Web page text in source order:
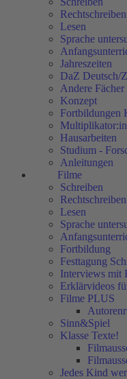
Rechtschreiben
Lesen
Sprache
Jahreszeiten
DaZ Deutsch/
Andere Fächer
Konzept
Fortbildungen
Hausarbeiten
Studium -
Anleitungen
Filme
Schreiben
Rechtschreiben
Lesen
Sprache
Fortbildung
Festtagung
Interviews mit
Erklärvideos
Filme PLUS
Sinn&Spiel
Klasse Texte!
Jedes Kind